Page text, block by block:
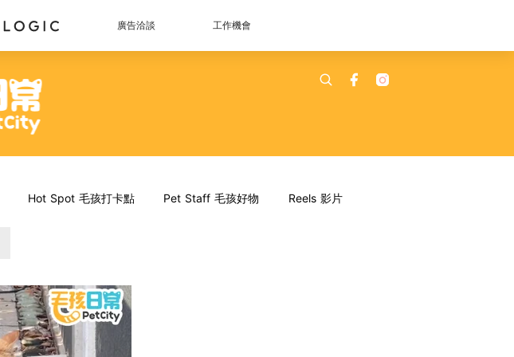
廣告洽談 工作機會
Hot Spot 毛孩打卡點 Pet Staff 毛孩好物 Reels 影片